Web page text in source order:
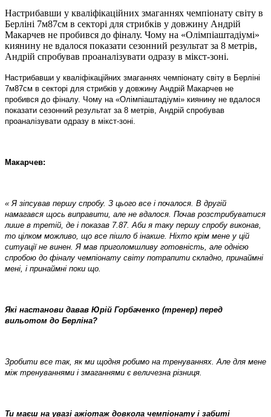
Настрибавши у кваліфікаційних змаганнях чемпіонату світу в
Берліні 7м87см в секторі для стрибків у довжину Андрій
Макарчев не пробився до фіналу. Чому на «Олімпіаштадіумі»
киянину не вдалося показати сезонний результат за 8 метрів,
Андрій спробував проаналізувати одразу в мікст-зоні.
Настрибавши у кваліфікаційних змаганнях чемпіонату світу в Берліні
7м87см в секторі для стрибків у довжину Андрій Макарчев не
пробився до фіналу. Чому на «Олімпіаштадіумі» киянину не вдалося
показати сезонний результат за 8 метрів, Андрій спробував
проаналізувати одразу в мікст-зоні.
Макарчев:
« Я зіпсував першу спробу. З цього все і почалося. В другій
намагався щось виправити, але не вдалося. Почав розстрибуватися
лише в третій, де і показав 7.87. Аби я таку першу спробу виконав,
то цілком можливо, що все пішло б інакше. Ніхто крім мене у цій
ситуації не винен. Я мав приголомшливу готовність, але однією
спробою до фіналу чемпіонату світу потрапити складно, принаймні
мені, і принаймні поки що.
Які настанови давав Юрій Горбаченко (тренер) перед
вильотом до Берліна?
Зробити все так, як ми щодня робимо на тренуваннях. Але для мене
між тренуваннями і змаганнями є величезна різниця.
Ти маєш на увазі ажіотаж довкола чемпіонату і забиті